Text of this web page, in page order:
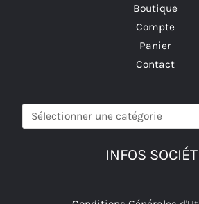
Boutique
Compte
Panier
Contact
Sélectionner
une
INFOS